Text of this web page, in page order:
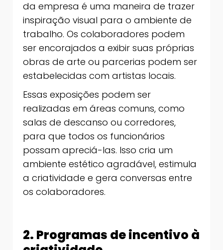
da empresa é uma maneira de trazer
inspiração visual para o ambiente de
trabalho. Os colaboradores podem
ser encorajados a exibir suas próprias
obras de arte ou parcerias podem ser
estabelecidas com artistas locais.
Essas exposições podem ser
realizadas em áreas comuns, como
salas de descanso ou corredores,
para que todos os funcionários
possam apreciá-las. Isso cria um
ambiente estético agradável, estimula
a criatividade e gera conversas entre
os colaboradores.
2. Programas de incentivo à